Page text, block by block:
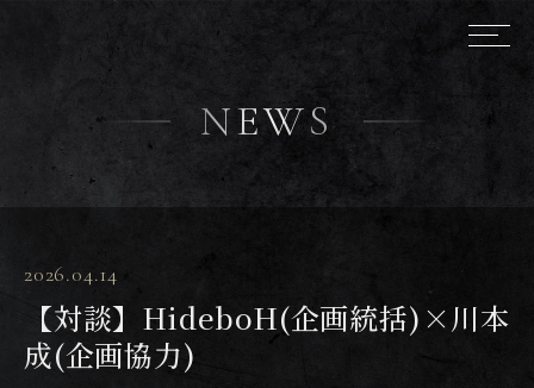
NEWS
2026.04.14
【対談】HideboH(企画統括)×川本
成(企画協力)